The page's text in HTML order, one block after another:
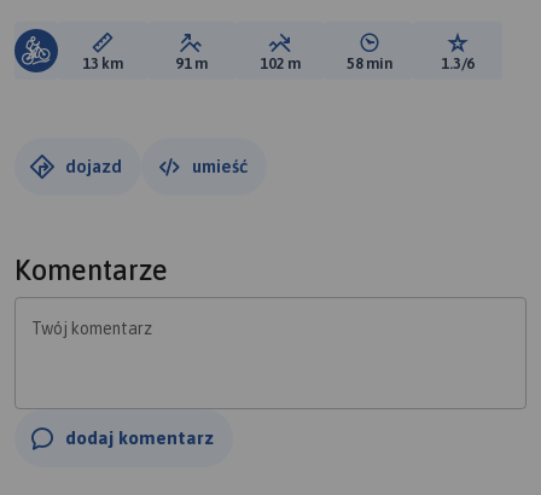
Długość trasy:
13 km Suma przewyższeń:
91 m Suma spadków:
102 m Średni czas potrzebny
58 min Ocena
1.3/6
dojazd umieść
Komentarze
Twój komentarz
dodaj komentarz